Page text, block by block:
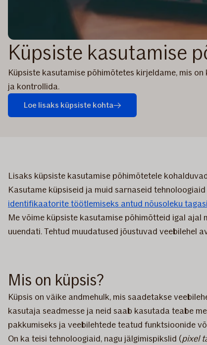
Küpsiste kasutamise
Küpsiste kasutamise põhimõtetes kirjeldame, mis
ja kontrollida.
Loe lisaks küpsiste kohta
Lisaks küpsiste kasutamise põhimõtetele
Kasutame küpsiseid ja muid sarnaseid
identifikaatorite töötlemiseks antud nõusoleku
Me võime küpsiste kasutamise põhimõtteid igal
uuendati. Tehtud muudatused jõustuvad veebilehel
Mis on küpsis?
Küpsis on väike andmehulk, mis saadetakse
kasutaja seadmesse ja neid saab kasutada teabe
pakkumiseks ja veebilehtede teatud funktsioonide
On ka teisi tehnoloogiaid, nagu jälgimispikslid (pixel